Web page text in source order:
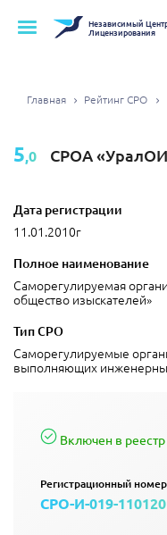
Независимый
Лицензирования
Главная Рейтинг СРО
5,0 СРОA
Дата регистрации
11.01.2010г
Полное наименование
Саморегулируемая
общество изыскателей»
Тип СРО
Саморегулируемые
выполняющих
Включен в реестр
Регистрационный номер
СРО-И-019-